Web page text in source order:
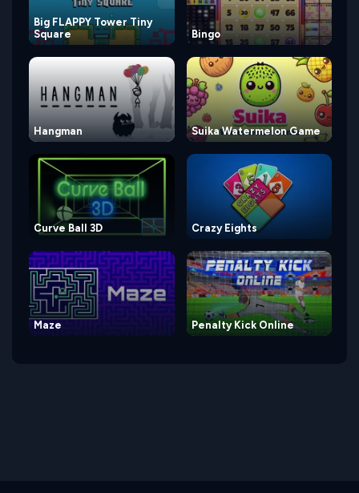
Big FLAPPY Tower Tiny
Square
Bingo
Hangman Suika Watermelon Game
Curve Ball 3D Crazy Eights
Maze Penalty Kick Online